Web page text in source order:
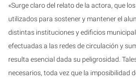
«Surge claro del relato de la actora, que
utilizados para sostener y mantener el
distintas instituciones y edificios
efectuadas a las redes de circulación y
resulta esencial dada su peligrosidad.
necesarios, toda vez que la imposibilidad